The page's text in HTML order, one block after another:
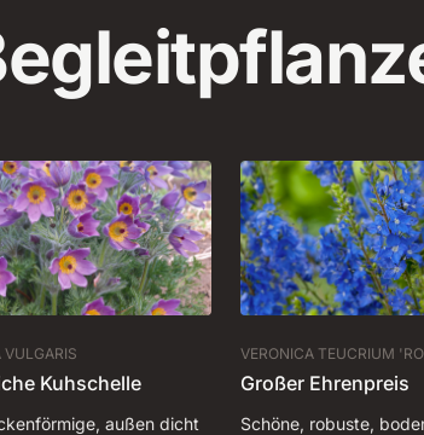
Kuhschelle
außen dicht
VERONICA TEUCRIUM
Großer Ehrenpreis
Schöne, robuste,